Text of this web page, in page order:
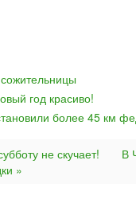
год красиво!
более 45 км
не скучает!
В
»